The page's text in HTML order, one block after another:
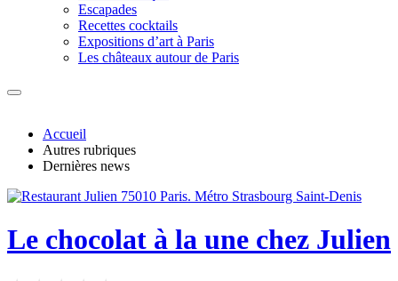
Escapades
Recettes cocktails
Expositions d’art à Paris
Les châteaux autour de Paris
Accueil
Autres rubriques
Dernières news
Le chocolat à la une chez Julien